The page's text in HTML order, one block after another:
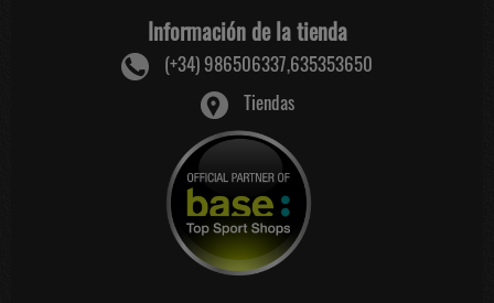
Información de la tienda
(+34) 986506337,635353650
Tiendas